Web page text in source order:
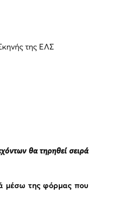
της ΕΛΣ
θα τηρηθεί σειρά
μέσω της φόρμας που